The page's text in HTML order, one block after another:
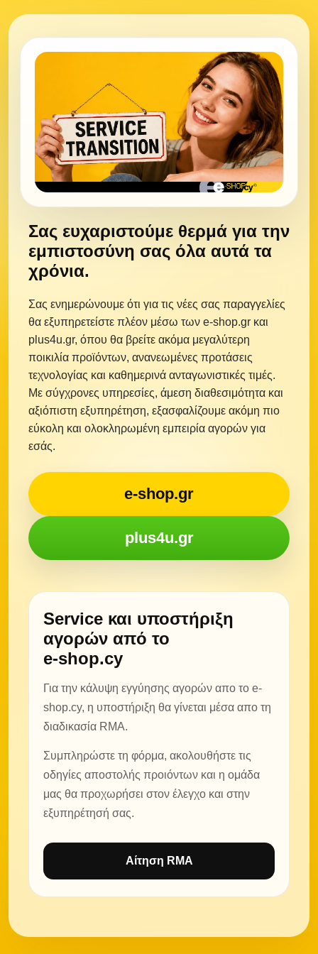
Σας ευχαριστούμε θερμά για την
εμπιστοσύνη σας όλα αυτά τα
χρόνια.
Σας ενημερώνουμε ότι για τις νέες σας παραγγελίες
θα εξυπηρετείστε πλέον μέσω των e-shop.gr και
plus4u.gr, όπου θα βρείτε ακόμα μεγαλύτερη
ποικιλία προϊόντων, ανανεωμένες προτάσεις
τεχνολογίας και καθημερινά ανταγωνιστικές τιμές.
Με σύγχρονες υπηρεσίες, άμεση διαθεσιμότητα και
αξιόπιστη εξυπηρέτηση, εξασφαλίζουμε ακόμη πιο
εύκολη και ολοκληρωμένη εμπειρία αγορών για
εσάς.
e-shop.gr
plus4u.gr
Service και υποστήριξη
αγορών από το
e-shop.cy
Για την κάλυψη εγγύησης αγορών απο το e-
shop.cy, η υποστήριξη θα γίνεται μέσα απο τη
διαδικασία RMA.
Συμπληρώστε τη φόρμα, ακολουθήστε τις
οδηγίες αποστολής προιόντων και η ομάδα
μας θα προχωρήσει στον έλεγχο και στην
εξυπηρέτησή σας.
Αίτηση RMA